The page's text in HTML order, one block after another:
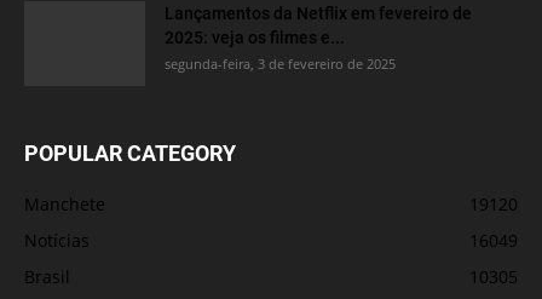
Lançamentos da Netflix em fevereiro de
2025: veja os filmes e...
segunda-feira, 3 de fevereiro de 2025
POPULAR CATEGORY
Manchete
19120
Notícias
16049
Brasil
10305